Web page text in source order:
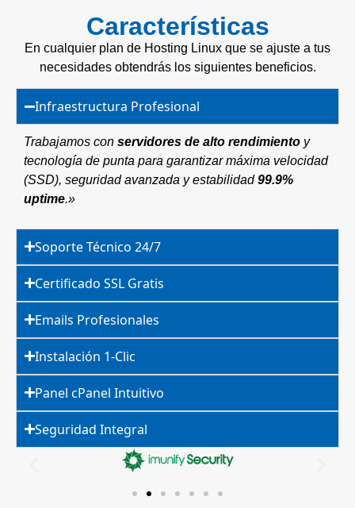
Características
En cualquier plan de Hosting Linux que se ajuste a tus
necesidades obtendrás los siguientes beneficios.
Infraestructura Profesional
Trabajamos con servidores de alto rendimiento y
tecnología de punta para garantizar máxima velocidad
(SSD), seguridad avanzada y estabilidad99.9%
uptime.»
Soporte Técnico 24/7
Certificado SSL Gratis
Emails Profesionales
Instalación 1-Clic
Panel cPanel Intuitivo
Seguridad Integral